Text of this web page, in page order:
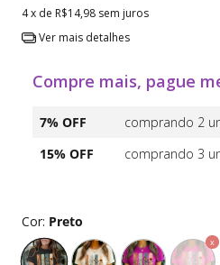
4x de R$14,98 sem juros
Ver mais detalhes
Compre mais, pague
7% OFF
comprando 2
15% OFF
comprando 3
Cor: Preto